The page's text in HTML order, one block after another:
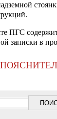
ПГС
записки в